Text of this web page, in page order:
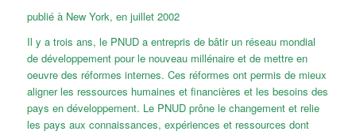
publié à New York, en juillet 2002
Il y a trois ans, le PNUD a entrepris de bâtir un réseau mondial
de développement pour le nouveau millénaire et de mettre en
oeuvre des réformes internes. Ces réformes ont permis de mieux
aligner les ressources humaines et financières et les besoins des
pays en développement. Le PNUD prône le changement et relie
les pays aux connaissances, expériences et ressources dont